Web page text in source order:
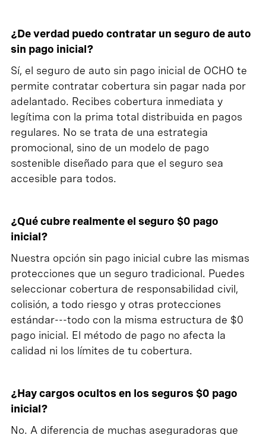
¿De verdad puedo contratar un seguro de auto
sin pago inicial?
Sí, el seguro de auto sin pago inicial de OCHO te
permite contratar cobertura sin pagar nada por
adelantado. Recibes cobertura inmediata y
legítima con la prima total distribuida en pagos
regulares. No se trata de una estrategia
promocional, sino de un modelo de pago
sostenible diseñado para que el seguro sea
accesible para todos.
¿Qué cubre realmente el seguro $0 pago
inicial?
Nuestra opción sin pago inicial cubre las mismas
protecciones que un seguro tradicional. Puedes
seleccionar cobertura de responsabilidad civil,
colisión, a todo riesgo y otras protecciones
estándar---todo con la misma estructura de $0
pago inicial. El método de pago no afecta la
calidad ni los límites de tu cobertura.
¿Hay cargos ocultos en los seguros $0 pago
inicial?
No. A diferencia de muchas aseguradoras que